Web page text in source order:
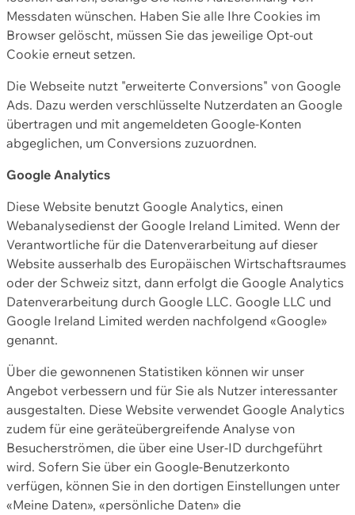
Messdaten wünschen. Haben Sie alle Ihre Cookies im
Browser gelöscht, müssen Sie das jeweilige Opt-out
Cookie erneut setzen.
Die Webseite nutzt "erweiterte Conversions" von Google
Ads. Dazu werden verschlüsselte Nutzerdaten an Google
übertragen und mit angemeldeten Google-Konten
abgeglichen, um Conversions zuzuordnen.
Google Analytics
Diese Website benutzt Google Analytics, einen
Webanalysedienst der Google Ireland Limited. Wenn der
Verantwortliche für die Datenverarbeitung auf dieser
Website ausserhalb des Europäischen Wirtschaftsraumes
oder der Schweiz sitzt, dann erfolgt die Google Analytics
Datenverarbeitung durch Google LLC. Google LLC und
Google Ireland Limited werden nachfolgend «Google»
genannt.
Über die gewonnenen Statistiken können wir unser
Angebot verbessern und für Sie als Nutzer interessanter
ausgestalten. Diese Website verwendet Google Analytics
zudem für eine geräteübergreifende Analyse von
Besucherströmen, die über eine User-ID durchgeführt
wird. Sofern Sie über ein Google-Benutzerkonto
verfügen, können Sie in den dortigen Einstellungen unter
«Meine Daten», «persönliche Daten» die